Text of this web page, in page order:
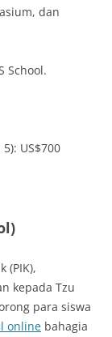
dan
School.
US$700
(PIK),
kepada Tzu
para siswa
online bahagia